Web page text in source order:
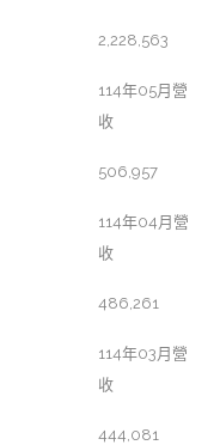
2,228,563
114年05月營
收
506,957
114年04月營
收
486,261
114年03月營
收
444,081